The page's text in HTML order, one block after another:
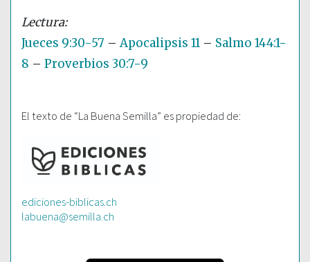
Jueces 9:30-57 –Apocalipsis 11 – Salmo 144:1-
8 – Proverbios 30:7-9
El texto de “La Buena Semilla” es propiedad de:
ediciones-biblicas.ch
labuena@semilla.ch